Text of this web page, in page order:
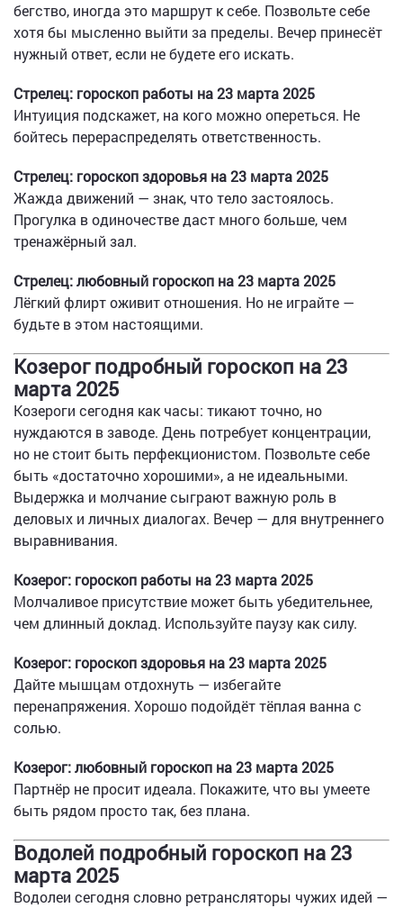
бегство, иногда это маршрут к себе. Позвольте себе
хотя бы мысленно выйти за пределы. Вечер принесёт
нужный ответ, если не будете его искать.
Стрелец: гороскоп работы на 23 марта 2025
Интуиция подскажет, на кого можно опереться. Не
бойтесь перераспределять ответственность.
Стрелец: гороскоп здоровья на 23 марта 2025
Жажда движений — знак, что тело застоялось.
Прогулка в одиночестве даст много больше, чем
тренажёрный зал.
Стрелец: любовный гороскоп на 23 марта 2025
Лёгкий флирт оживит отношения. Но не играйте —
будьте в этом настоящими.
Козерог подробный гороскоп на 23
марта 2025
Козероги сегодня как часы: тикают точно, но
нуждаются в заводе. День потребует концентрации,
но не стоит быть перфекционистом. Позвольте себе
быть «достаточно хорошими», а не идеальными.
Выдержка и молчание сыграют важную роль в
деловых и личных диалогах. Вечер — для внутреннего
выравнивания.
Козерог: гороскоп работы на 23 марта 2025
Молчаливое присутствие может быть убедительнее,
чем длинный доклад. Используйте паузу как силу.
Козерог: гороскоп здоровья на 23 марта 2025
Дайте мышцам отдохнуть — избегайте
перенапряжения. Хорошо подойдёт тёплая ванна с
солью.
Козерог: любовный гороскоп на 23 марта 2025
Партнёр не просит идеала. Покажите, что вы умеете
быть рядом просто так, без плана.
Водолей подробный гороскоп на 23
марта 2025
Водолеи сегодня словно ретрансляторы чужих идей —